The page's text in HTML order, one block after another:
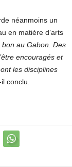
néanmoins un
en matière d’arts
au Gabon. Des
encouragés et
les disciplines
conclu.